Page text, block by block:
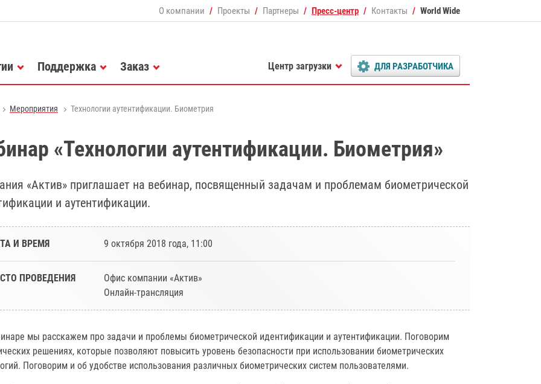
О компании Проекты Партнеры Пресс-центр Контакты World Wide
Поддержка Заказ Центр загрузки ДЛЯ РАЗРАБОТЧИКА
Мероприятия Технологии аутентификации. Биометрия
«Технологии аутентификации. Биометрия»
«Актив» приглашает на вебинар, посвященный задачам и проблемам биометрической
и аутентификации.
И ВРЕМЯ 9 октября 2018 года, 11:00
ПРОВЕДЕНИЯ
Офис компании «Актив»
Онлайн-трансляция
мы расскажем про задачи и проблемы биометрической идентификации и аутентификации. Поговорим
решениях, которые позволяют повысить уровень безопасности при использовании биометрических
Поговорим и об удобстве использования различных биометрических систем пользователями.